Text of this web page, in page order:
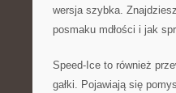
wersja szybka.
posmaku mdłości i jak
Speed-Ice to również
gałki. Pojawiają się